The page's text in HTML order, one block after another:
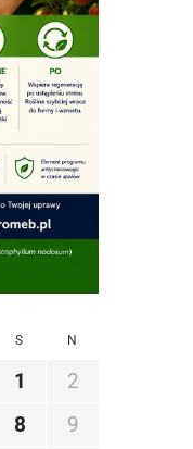
S N
1
2
8
9